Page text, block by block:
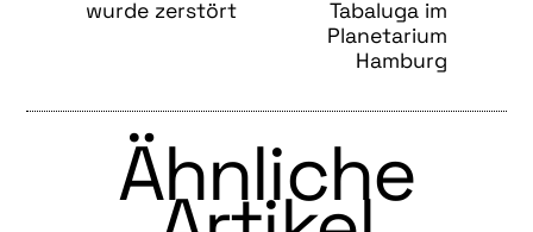
wurde zerstört
Tabaluga im
Planetarium
Hamburg
Ähnliche